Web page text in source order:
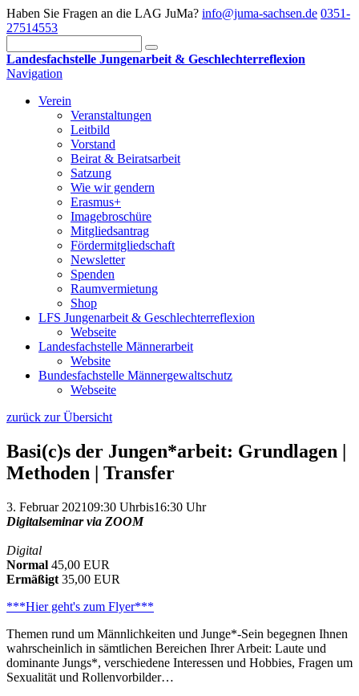
Haben Sie Fragen an die LAG JuMa? info@juma-sachsen.de 0351-
27514553
Landesfachstelle Jungenarbeit & Geschlechterreflexion
Navigation
Verein
Veranstaltungen
Leitbild
Vorstand
Beirat & Beiratsarbeit
Satzung
Wie wir gendern
Erasmus+
Imagebroschüre
Mitgliedsantrag
Fördermitgliedschaft
Newsletter
Spenden
Raumvermietung
Shop
LFS Jungenarbeit & Geschlechterreflexion
Webseite
Landesfachstelle Männerarbeit
Website
Bundesfachstelle Männergewaltschutz
Webseite
zurück zur Übersicht
Basi(c)s der Jungen*arbeit: Grundlagen |
Methoden | Transfer
3. Februar 202109:30 Uhrbis16:30 Uhr
Digitalseminar via ZOOM
Digital
Normal 45,00 EUR
Ermäßigt 35,00 EUR
***Hier geht's zum Flyer***
Themen rund um Männlichkeiten und Junge*-Sein begegnen Ihnen
wahrscheinlich in sämtlichen Bereichen Ihrer Arbeit: Laute und
dominante Jungs*, verschiedene Interessen und Hobbies, Fragen um
Sexualität und Rollenvorbilder…